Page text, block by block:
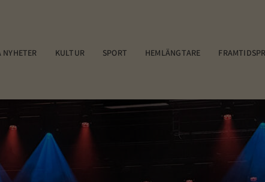
NYHETER KULTUR SPORT HEMLÄNGTARE